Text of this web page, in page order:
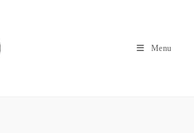
Menu